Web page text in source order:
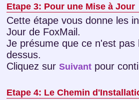
Etape 3: Pour une Mise à Jour
Cette étape vous donne les
Jour de FoxMail.
Je présume que ce n'est
dessus.
Cliquez surSuivant pour
Etape 4: Le Chemin